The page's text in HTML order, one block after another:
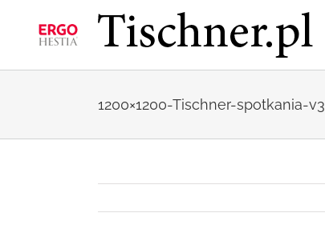
zawartości
1200×1200-Tischner-spotkania-v3